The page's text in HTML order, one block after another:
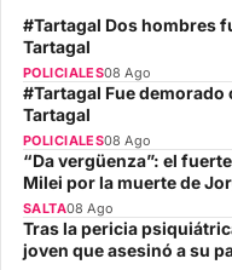
#Tartagal Dos hombres
Tartagal
POLICIALES08 Ago
#Tartagal Fue
Tartagal
POLICIALES08 Ago
“Da vergüenza”: el
Milei por la muerte de
SALTA08 Ago
Tras la pericia
joven que asesinó a su